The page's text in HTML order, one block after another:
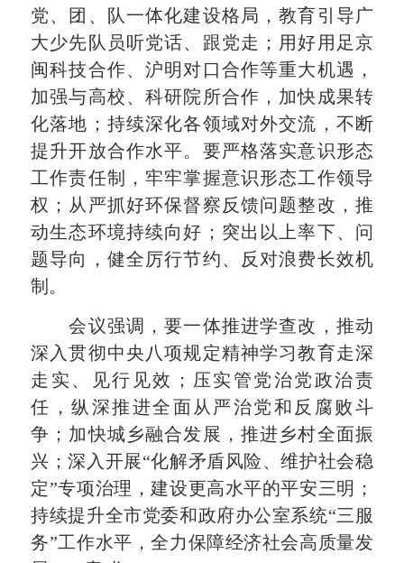
党、团、队一体化建设格局，教育引导广
大少先队员听党话、跟党走；用好用足京
闽科技合作、沪明对口合作等重大机遇，
加强与高校、科研院所合作，加快成果转
化落地；持续深化各领域对外交流，不断
提升开放合作水平。要严格落实意识形态
工作责任制，牢牢掌握意识形态工作领导
权；从严抓好环保督察反馈问题整改，推
动生态环境持续向好；突出以上率下、问
题导向，健全厉行节约、反对浪费长效机
制。
会议强调，要一体推进学查改，推动
深入贯彻中央八项规定精神学习教育走深
走实、见行见效；压实管党治党政治责
任，纵深推进全面从严治党和反腐败斗
争；加快城乡融合发展，推进乡村全面振
兴；深入开展“化解矛盾风险、维护社会稳
定”专项治理，建设更高水平的平安三明；
持续提升全市党委和政府办公室系统“三服
务”工作水平，全力保障经济社会高质量发